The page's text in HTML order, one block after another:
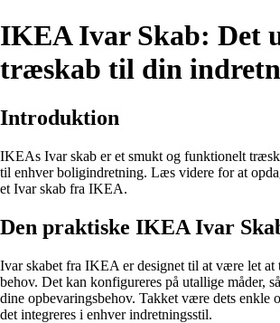
IKEA Ivar Skab: Det
træskab til din
Introduktion
IKEAs Ivar skab er et smukt og funktionelt
til enhver boligindretning. Læs videre for at
et Ivar skab fra IKEA.
Den praktiske IKEA Ivar
Ivar skabet fra IKEA er designet til at være let at
behov. Det kan konfigureres på utallige måder,
dine opbevaringsbehov. Takket være dets enkle
det integreres i enhver indretningsstil.